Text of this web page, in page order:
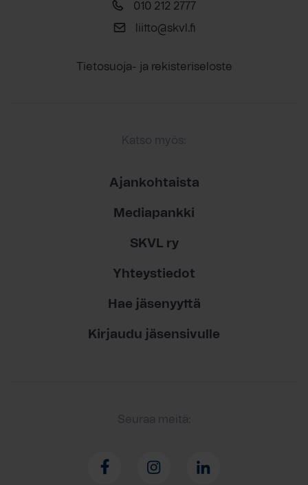
010 212 2777
liitto@skvl.fi
Tietosuoja- ja rekisteriseloste
Katso myös:
Ajankohtaista
Mediapankki
SKVL ry
Yhteystiedot
Hae jäsenyyttä
Kirjaudu jäsensivulle
Seuraa meitä: